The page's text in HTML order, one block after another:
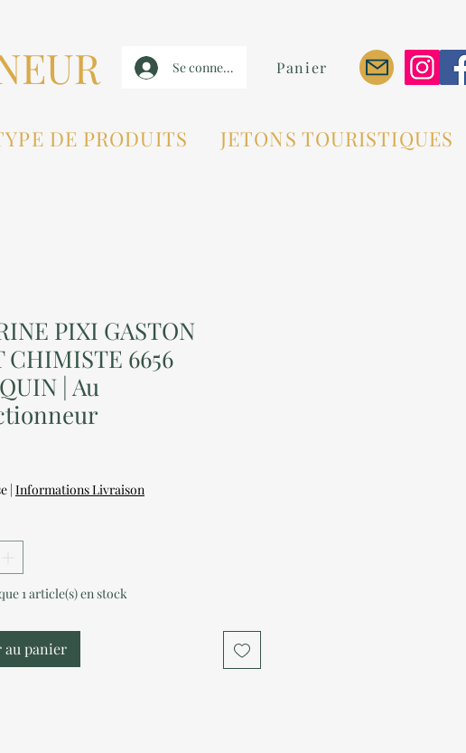
Se connecter Panier
DE PRODUITS JETONS TOURISTIQUES
PIXI GASTON
CHIMISTE 6656
| Au
| Informations Livraison
1 article(s) en stock
au panier